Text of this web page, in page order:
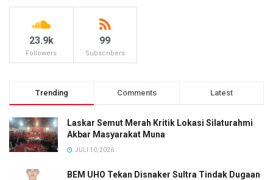
23.9k
Followers
99
Subscribers
Trending Comments Latest
Laskar Semut Merah Kritik Lokasi Silaturahmi
Akbar Masyarakat Muna
JULI 10, 2026
BEM UHO Tekan Disnaker Sultra Tindak Dugaan